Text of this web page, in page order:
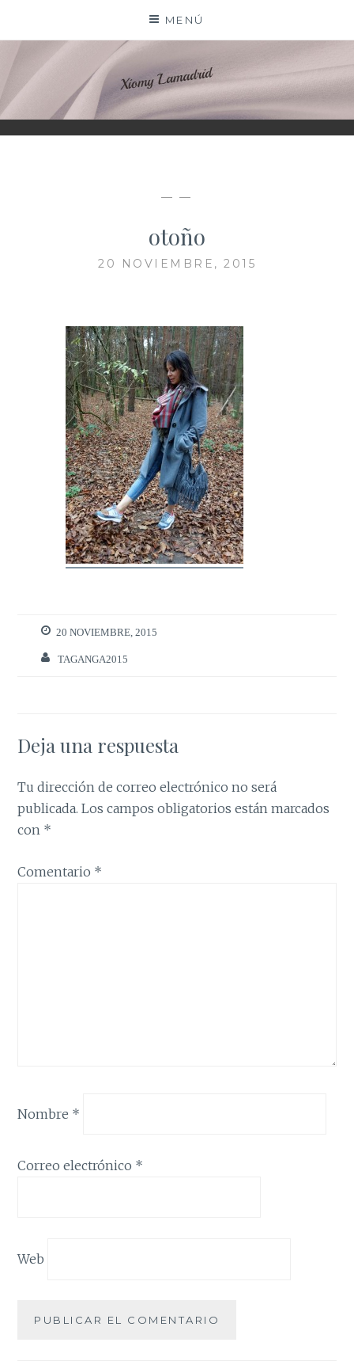
contenido
MENÚ
XIOMY LAMADRID
— —
otoño
20 NOVIEMBRE, 2015
20 NOVIEMBRE, 2015
TAGANGA2015
Deja una respuesta
Tu dirección de correo electrónico no será
publicada. Los campos obligatorios están marcados
con *
Comentario *
Nombre *
Correo electrónico *
Web